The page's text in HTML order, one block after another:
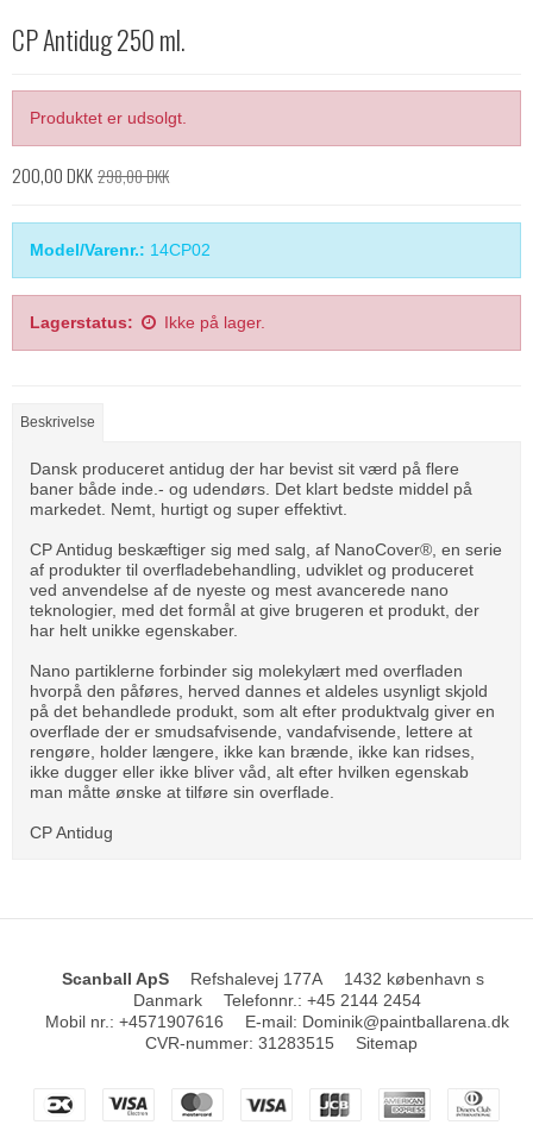
CP Antidug 250 ml.
Produktet er udsolgt.
200,00 DKK298,00 DKK
Model/Varenr.: 14CP02
Lagerstatus: Ikke på lager.
Beskrivelse
Dansk produceret antidug der har bevist sit værd på flere
baner både inde.- og udendørs. Det klart bedste middel på
markedet. Nemt, hurtigt og super effektivt.
CP Antidug beskæftiger sig med salg, af NanoCover®, en serie
af produkter til overfladebehandling, udviklet og produceret
ved anvendelse af de nyeste og mest avancerede nano
teknologier, med det formål at give brugeren et produkt, der
har helt unikke egenskaber.
Nano partiklerne forbinder sig molekylært med overfladen
hvorpå den påføres, herved dannes et aldeles usynligt skjold
på det behandlede produkt, som alt efter produktvalg giver en
overflade der er smudsafvisende, vandafvisende, lettere at
rengøre, holder længere, ikke kan brænde, ikke kan ridses,
ikke dugger eller ikke bliver våd, alt efter hvilken egenskab
man måtte ønske at tilføre sin overflade.
CP Antidug
Scanball ApS Refshalevej 177A
1432 københavn s
Danmark
Telefonnr. : +45 2144 2454
Mobil nr. : +4571907616 E-mail: Dominik@paintballarena.dk
CVR-nummer: 31283515 Sitemap